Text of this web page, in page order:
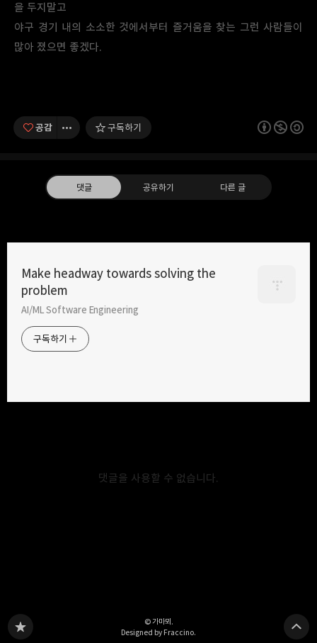
을 두지말고
야구 경기 내의 소소한 것에서부터 즐거움을 찾는 그런 사람들이
많아 졌으면 좋겠다.
공감 구독하기
댓글 공유하기 다른 글
Make headway towards solving the
problem
AI/ML Software Engineering
구독하기
댓글을 사용할 수 없습니다.
2014.08.08
줄부상 Giants / 이전글
2014.08.08
© 가마뫼.
Designed by Fraccino.